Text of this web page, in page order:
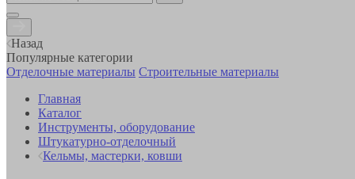
Назад
Популярные категории
Отделочные материалы Строительные материалы
Главная
Каталог
Инструменты, оборудование
Штукатурно-отделочный
Кельмы, мастерки, ковши